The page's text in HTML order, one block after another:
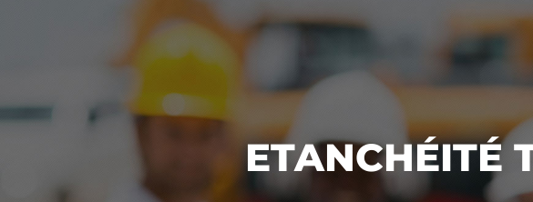
ETANCHÉITÉ